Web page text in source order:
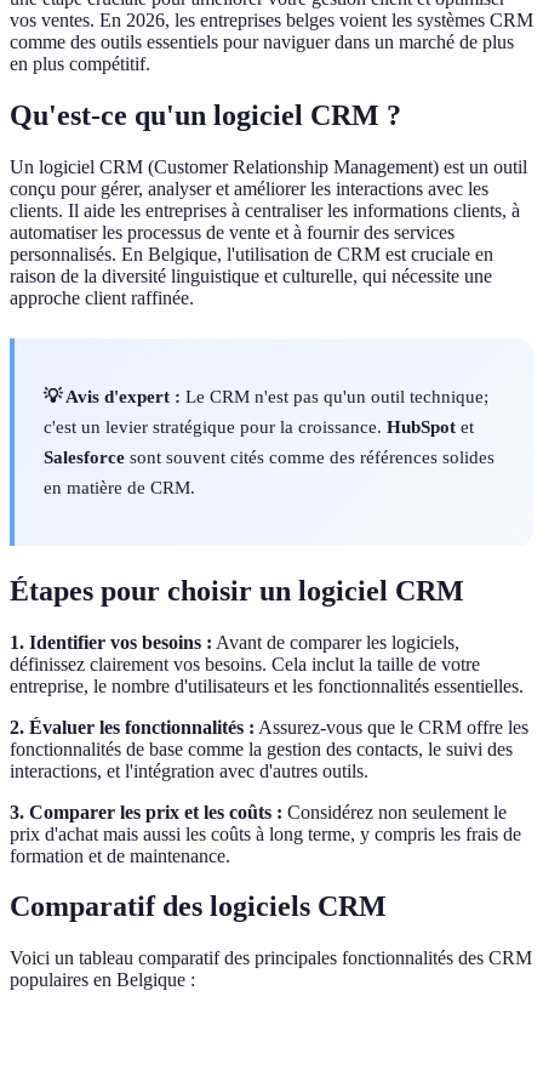
vos ventes. En 2026, les entreprises belges voient les systèmes CRM
comme des outils essentiels pour naviguer dans un marché de plus
en plus compétitif.
Qu'est-ce qu'un logiciel CRM ?
Un logiciel CRM (Customer Relationship Management) est un outil
conçu pour gérer, analyser et améliorer les interactions avec les
clients. Il aide les entreprises à centraliser les informations clients, à
automatiser les processus de vente et à fournir des services
personnalisés. En Belgique, l'utilisation de CRM est cruciale en
raison de la diversité linguistique et culturelle, qui nécessite une
approche client raffinée.
💡 Avis d'expert : Le CRM n'est pas qu'un outil technique;
c'est un levier stratégique pour la croissance. HubSpot et
Salesforce sont souvent cités comme des références solides
en matière de CRM.
Étapes pour choisir un logiciel CRM
1. Identifier vos besoins : Avant de comparer les logiciels,
définissez clairement vos besoins. Cela inclut la taille de votre
entreprise, le nombre d'utilisateurs et les fonctionnalités essentielles.
2. Évaluer les fonctionnalités : Assurez-vous que le CRM offre les
fonctionnalités de base comme la gestion des contacts, le suivi des
interactions, et l'intégration avec d'autres outils.
3. Comparer les prix et les coûts : Considérez non seulement le
prix d'achat mais aussi les coûts à long terme, y compris les frais de
formation et de maintenance.
Comparatif des logiciels CRM
Voici un tableau comparatif des principales fonctionnalités des CRM
populaires en Belgique :